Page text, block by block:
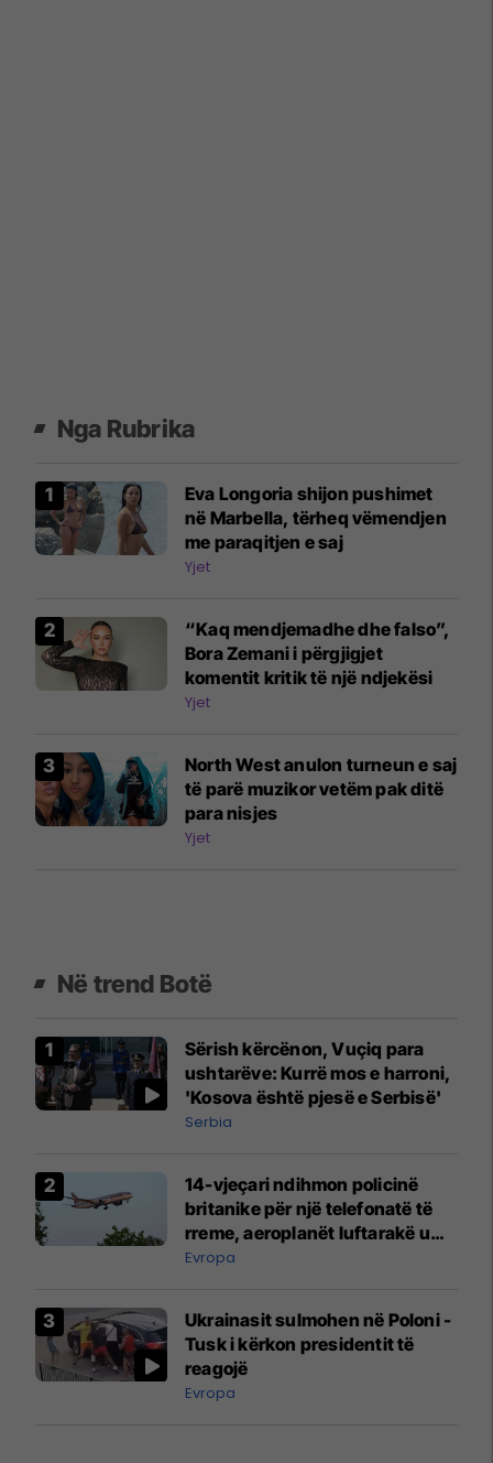
Nga Rubrika
Eva Longoria shijon pushimet
në Marbella, tërheq vëmendjen
me paraqitjen e saj
Yjet
“Kaq mendjemadhe dhe falso”,
Bora Zemani i përgjigjet
komentit kritik të një ndjekësi
Yjet
North West anulon turneun e saj
të parë muzikor vetëm pak ditë
para nisjes
Yjet
Në trend Botë
Sërish kërcënon, Vuçiq para
ushtarëve: Kurrë mos e harroni,
'Kosova është pjesë e Serbisë'
Serbia
14-vjeçari ndihmon policinë
britanike për një telefonatë të
rreme, aeroplanët luftarakë u
ngritën në ajër për të
Mançesterit
Evropa
Ukrainasit sulmohen në Poloni -
Tusk i kërkon presidentit të
reagojë
Evropa